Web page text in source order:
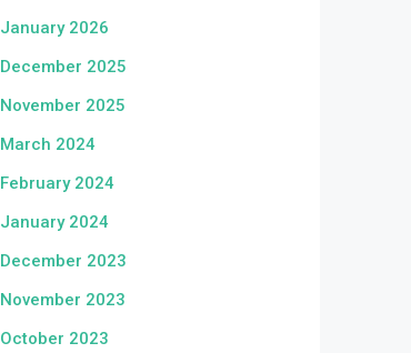
January 2026
December 2025
November 2025
March 2024
February 2024
January 2024
December 2023
November 2023
October 2023